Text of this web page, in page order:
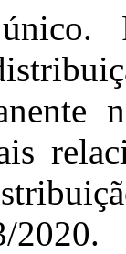
2020.